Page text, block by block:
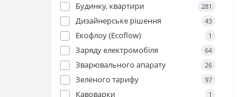
Будинку, квартири 281
Дизайнерське рішення 43
Екофлоу (Ecoflow) 1
Заряду електромобіля 64
Зварювального апарату 26
Зеленого тарифу 97
Кавоварки 1